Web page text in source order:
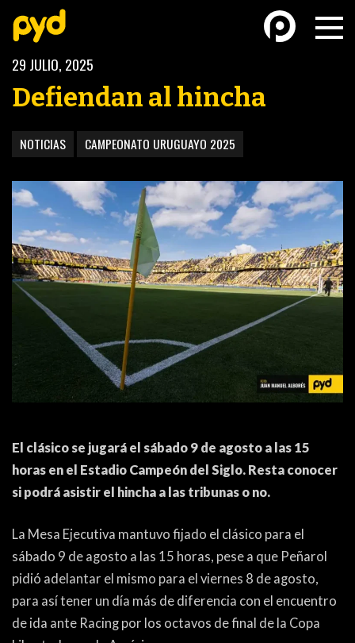
FUTSAL FUTSAL FEMENINO
ACTUALIDAD
3ERA DIVISIÓN
PARTIDOS
COLUMNAS
ELECCIONES
ENTREVISTAS
OTROS DEPORTES
ATLETISMO
FÚTBOL PLAYA
HISTORIA
FORO
29 JULIO, 2025
Defiendan al hincha
NOTICIAS CAMPEONATO URUGUAYO 2025
El clásico se jugará el sábado 9 de agosto a las 15
horas en el Estadio Campeón del Siglo. Resta conocer
si podrá asistir el hincha a las tribunas o no.
La Mesa Ejecutiva mantuvo fijado el clásico para el
sábado 9 de agosto a las 15 horas, pese a que Peñarol
pidió adelantar el mismo para el viernes 8 de agosto,
para así tener un día más de diferencia con el encuentro
de ida ante Racing por los octavos de final de la Copa